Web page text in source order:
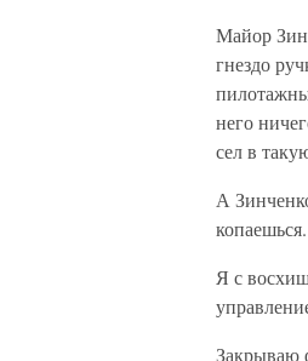
Майор
гнездо
него
сел в
А
копаешься.
Я с
Закрываю